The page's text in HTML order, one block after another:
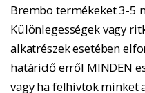
Brembo termékeket 3-5
Különlegességek vagy
alkatrészek esetében
határidő erről MINDEN
vagy ha felhívtok minket